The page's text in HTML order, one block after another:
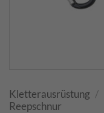
Kletterausrüstung /
Reepschnur